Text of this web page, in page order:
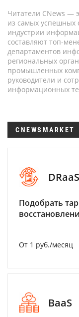
Читатели CNews —
из самых успешных
индустрии
составляют топ-
департаментов
региональных
промышленных
руководители и
информационных
CNEWSMARKET
DRaaS
Подобрать
От 1 руб./месяц
BaaS